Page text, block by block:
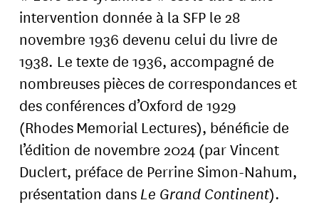
intervention donnée à la SFP le 28
novembre 1936 devenu celui du livre de
1938. Le texte de 1936, accompagné de
nombreuses pièces de correspondances et
des conférences d’Oxford de 1929
(Rhodes Memorial Lectures), bénéficie de
l’édition de novembre 2024 (par Vincent
Duclert, préface de Perrine Simon-Nahum,
présentation dans Le Grand Continent).